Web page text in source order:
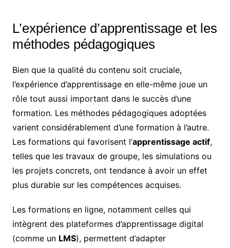
L’expérience d’apprentissage et les
méthodes pédagogiques
Bien que la qualité du contenu soit cruciale,
l’expérience d’apprentissage en elle-même joue un
rôle tout aussi important dans le succès d’une
formation. Les méthodes pédagogiques adoptées
varient considérablement d’une formation à l’autre.
Les formations qui favorisent l’apprentissage actif,
telles que les travaux de groupe, les simulations ou
les projets concrets, ont tendance à avoir un effet
plus durable sur les compétences acquises.
Les formations en ligne, notamment celles qui
intègrent des plateformes d’apprentissage digital
(comme un LMS), permettent d’adapter